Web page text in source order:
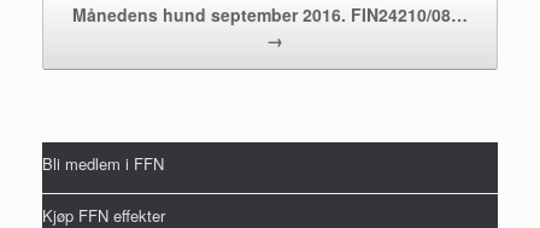
Månedens hund september 2016. FIN24210/08…
→
Bli medlem i FFN
Kjøp FFN effekter